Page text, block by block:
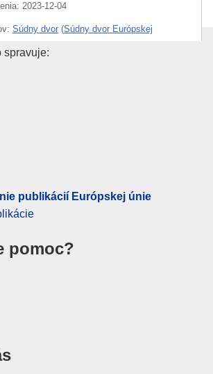
2023-12-04
Súdny dvor (Súdny dvor Európskej
Zobraziť všetky vydania tejto série
publikácií
spravuje:
publikácií Európskej únie
pomoc?